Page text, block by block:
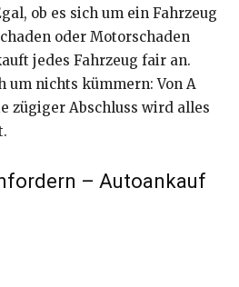
ob es sich um ein Fahrzeug
oder Motorschaden
jedes Fahrzeug fair an.
um nichts kümmern: Von A
zügiger Abschluss wird alles
– Autoankauf